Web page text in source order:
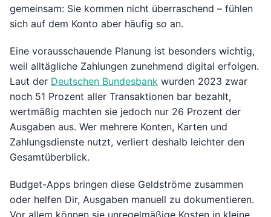
gemeinsam: Sie kommen nicht überraschend – fühlen
sich auf dem Konto aber häufig so an.
Eine vorausschauende Planung ist besonders wichtig,
weil alltägliche Zahlungen zunehmend digital erfolgen.
Laut der Deutschen Bundesbank wurden 2023 zwar
noch 51 Prozent aller Transaktionen bar bezahlt,
wertmäßig machten sie jedoch nur 26 Prozent der
Ausgaben aus. Wer mehrere Konten, Karten und
Zahlungsdienste nutzt, verliert deshalb leichter den
Gesamtüberblick.
Budget-Apps bringen diese Geldströme zusammen
oder helfen Dir, Ausgaben manuell zu dokumentieren.
Vor allem können sie unregelmäßige Kosten in kleine,